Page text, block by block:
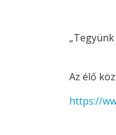
Az élő
https://